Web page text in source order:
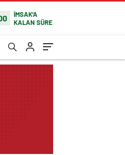
İMSAK'A
KALAN SÜRE